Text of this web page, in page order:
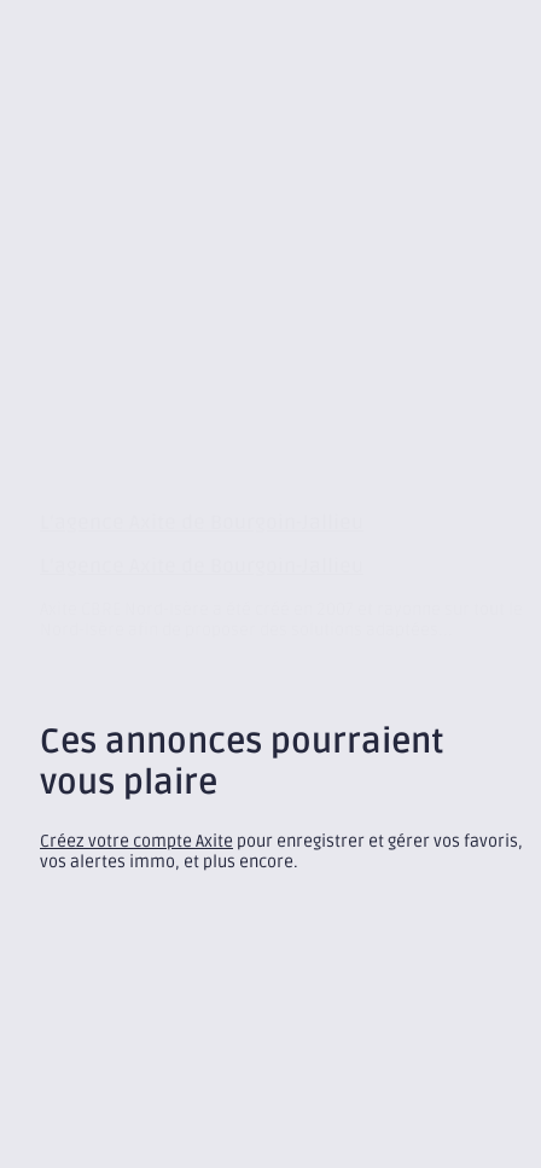
Ces annonces pourraient
vous plaire
Créez votre compte Axite pour enregistrer et gérer vos favoris,
vos alertes immo, et plus encore.